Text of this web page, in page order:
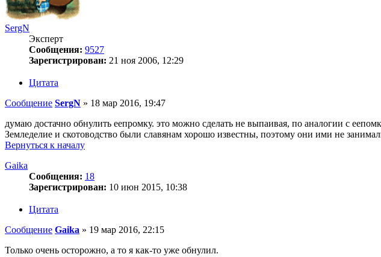
SergN
Эксперт
Сообщения: 9527
Зарегистрирован: 21 ноя 2006, 12:29
Цитата
Сообщение SergN » 18 мар 2016, 19:47
думаю достачно обнулить еепромку. это можно сделать не выпаивая, по аналогии с
Земледелие и скотоводство были славянам хорошо известны, поэтому они ими не
Вернуться к началу
Gaika
Сообщения: 18
Зарегистрирован: 10 июн 2015, 10:38
Цитата
Сообщение Gaika » 19 мар 2016, 22:15
Только очень осторожно, а то я как-то уже обнулил.